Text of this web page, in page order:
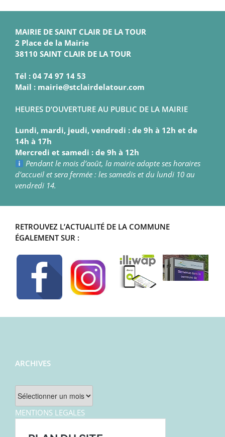
MAIRIE DE SAINT CLAIR DE LA TOUR
2 Place de la Mairie
38110 SAINT CLAIR DE LA TOUR
Tél : 04 74 97 14 53
Mail : mairie@stclairdelatour.com
HEURES D’OUVERTURE AU PUBLIC DE LA MAIRIE
Lundi, mardi, jeudi, vendredi : de 9h à 12h et de
14h à 17h
Mercredi et samedi : de 9h à 12h
Pendant le mois d’août, la mairie adapte ses horaires
d’accueil et sera fermée : les samedis et du lundi 10 au
vendredi 14.
RETROUVEZ L’ACTUALITÉ DE LA COMMUNE
ÉGALEMENT SUR :
ARCHIVES
Archives
MENTIONS LEGALES